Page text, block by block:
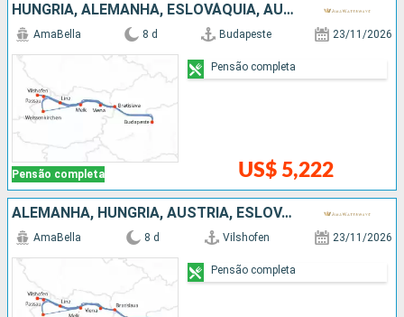
HUNGRIA, ALEMANHA, ESLOVÁQUIA, AUSTRIA
Pensão completa
AmaBella 8 d Budapeste 23/11/2026
US$ 5,222
Pensão completa
ALEMANHA, HUNGRIA, AUSTRIA, ESLOVÁQUIA
AmaBella 8 d Vilshofen 23/11/2026
Pensão completa